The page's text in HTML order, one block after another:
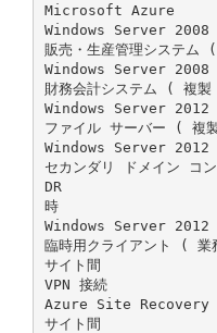
Microsoft Azure
Windows Server 2008
販売・生産管理システ
Windows Server 2008
財務会計システム ( 複
Windows Server 2012
ファイル サーバー ( 複
Windows Server 2012
セカンダリ ドメイン コ
DR
時
Windows Server 2012
臨時用クライアント (
サイト間
VPN 接続
Azure Site Recovery
サイト間